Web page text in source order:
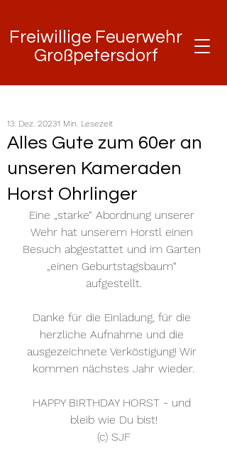
Freiwillige Feuerwehr
Großpetersdorf
Freiwillige Feuerwehr
Großpetersdorf
Alles Gute zum 60er an
unseren Kameraden
Horst Ohrlinger
13. Dez. 20231 Min. Lesezeit
Eine „starke“ Abordnung unserer
Wehr hat unserem Horstl einen
Besuch abgestattet und im Garten
„einen Geburtstagsbaum“
aufgestellt.
Danke für die Einladung, für die
herzliche Aufnahme und die
ausgezeichnete Verköstigung! Wir
kommen nächstes Jahr wieder.
HAPPY BIRTHDAY HORST - und
bleib wie Du bist!
(c) SJF